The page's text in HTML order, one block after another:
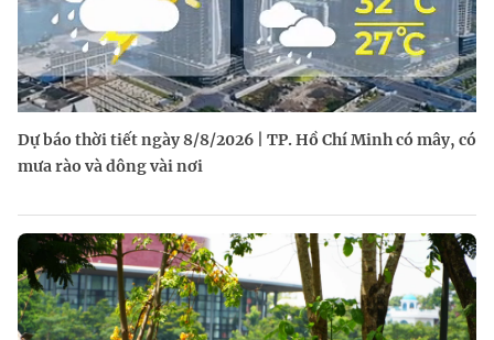
Dự báo thời tiết ngày 8/8/2026 | TP. Hồ Chí Minh có mây, có
mưa rào và dông vài nơi